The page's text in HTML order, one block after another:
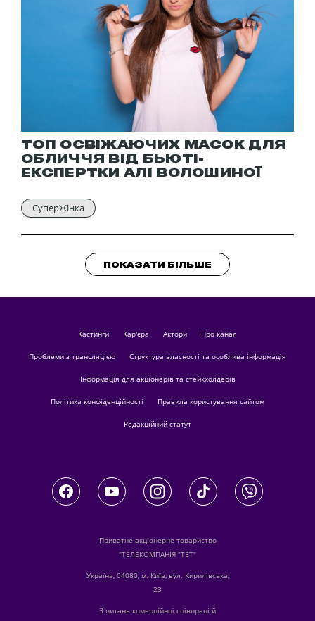
ТОП ОСВІЖАЮЧИХ МАСОК ДЛЯ
ОБЛИЧЧЯ ВІД БЬЮТІ-
ЕКСПЕРТКИ АЛІ ВОЛОШИНОЇ
СуперЖінка
ПОКАЗАТИ БІЛЬШЕ
кастинги Кар'єра актори Про канал
Проблеми з трансляцією Структура власності та особлива інформація
Інформація для акціонерів та стейкхолдерів
Політика конфіденційності Правила користування сайтом
Редакційний статут
Приватне акціонерне товариство
"ТЕЛЕКОМПАНІЯ "ТЕТ"
Україна, 04080, м. Київ, вул. Кирилівська,
23
З питань комерційної співпраці й